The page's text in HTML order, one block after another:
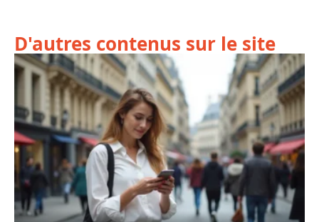
D'autres contenus sur le site